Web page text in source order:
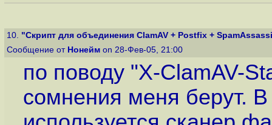
10. "Скрипт для объединения ClamAV + Postfix +
Сообщение от Нонейм on 28-Фев-05, 21:00
по поводу "X-ClamAV-
сомнения меня берут.